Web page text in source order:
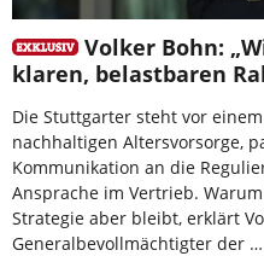
Volker Bohn:
klaren, belastbaren
Die Stuttgarter steht vor
nachhaltigen Altersvorsorge,
Kommunikation an die
Ansprache im Vertrieb.
Strategie aber bleibt, erklärt
Generalbevollmächtigter der …